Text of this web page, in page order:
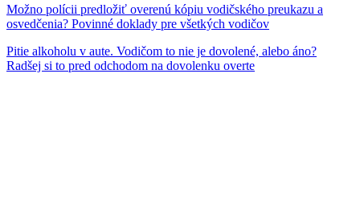
Možno polícii predložiť overenú kópiu vodičského preukazu a
osvedčenia? Povinné doklady pre všetkých vodičov
Pitie alkoholu v aute. Vodičom to nie je dovolené, alebo áno?
Radšej si to pred odchodom na dovolenku overte